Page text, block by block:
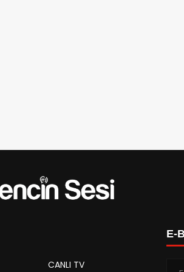
CANLI TV
E-